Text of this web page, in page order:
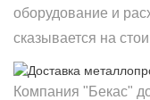
оборудование и
сказывается на
Компания "Бекас"